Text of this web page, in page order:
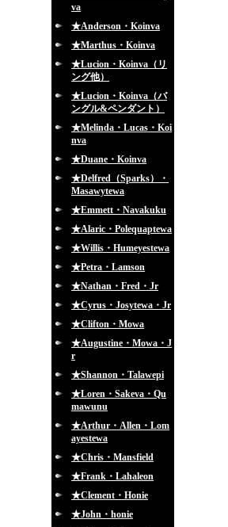
va
★Anderson・Koinva
★Marthus・Koinva
★Lucion・Koinva（リ
ング他）
★Lucion・Koinva（バ
ングル&ペンダント）
★Melinda・Lucas・Koi
nva
★Duane・Koinva
★Delfred（Sparks）・
Masawytewa
★Emmett・Navakuku
★Alaric・Polequaptewa
★Willis・Humeyestewa
★Petra・Lamson
★Nathan・Fred・Jr
★Cyrus・Josytewa・Jr
★Clifton・Mowa
★Augustine・Mowa・J
r
★Shannon・Talawepi
★Loren・Sakeva・Qu
mawunu
★Arthur・Allen・Lom
ayestewa
★Chris・Mansfield
★Frank・Lahaleon
★Clement・Honie
★John・honie